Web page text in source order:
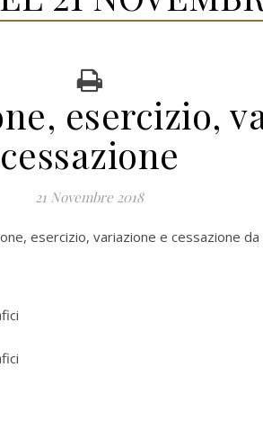
esercizio,
cessazione
21 Novembre 2018
esercizio, variazione e cessazione